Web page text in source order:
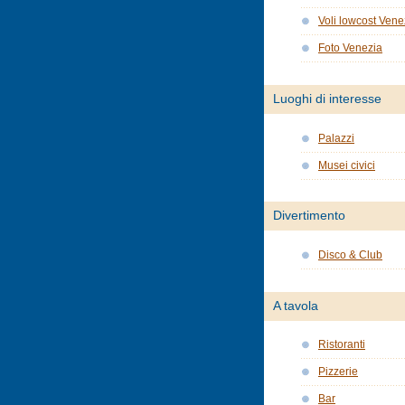
Voli lowcost
Foto Venezia
Luoghi di interesse
Palazzi
Musei civici
Divertimento
Disco & Club
A tavola
Ristoranti
Pizzerie
Bar